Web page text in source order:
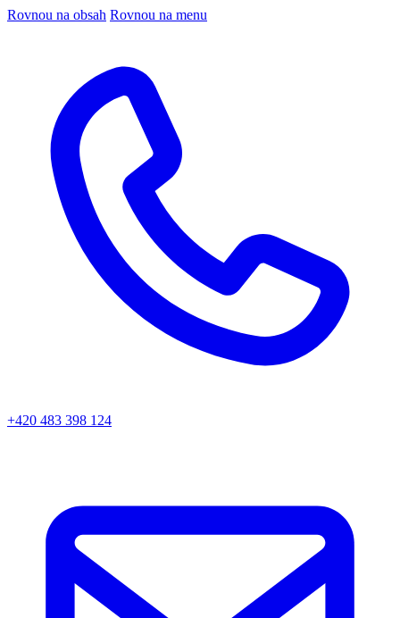
Rovnou na obsah Rovnou na menu
+420 483 398 124